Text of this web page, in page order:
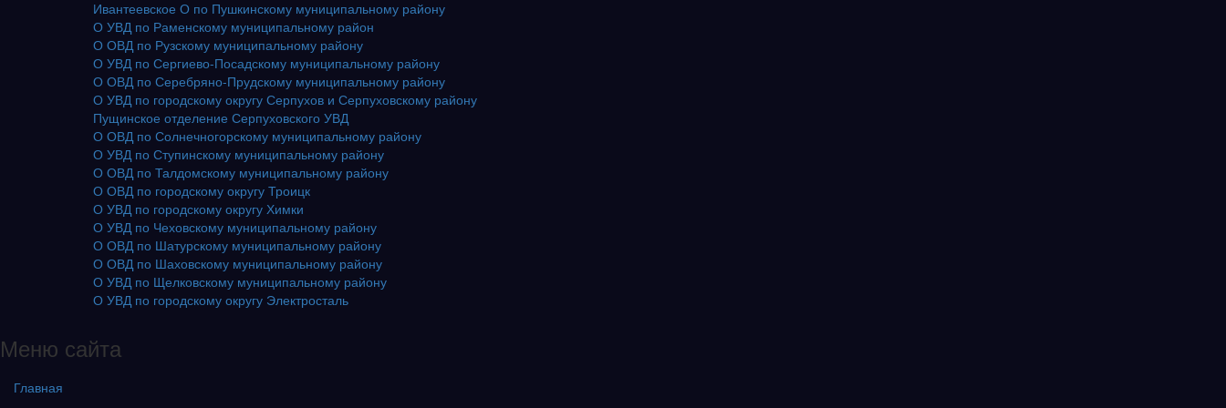
Ивантеевское О по Пушкинскому муниципальному району
О УВД по Раменскому муниципальному район
О ОВД по Рузскому муниципальному району
О УВД по Сергиево-Посадскому муниципальному району
О ОВД по Серебряно-Прудскому муниципальному району
О УВД по городскому округу Серпухов и Серпуховскому району
Пущинское отделение Серпуховского УВД
О ОВД по Солнечногорскому муниципальному району
О УВД по Ступинскому муниципальному району
О ОВД по Талдомскому муниципальному району
О ОВД по городскому округу Троицк
О УВД по городскому округу Химки
О УВД по Чеховскому муниципальному району
О ОВД по Шатурскому муниципальному району
О ОВД по Шаховскому муниципальному району
О УВД по Щелковскому муниципальному району
О УВД по городскому округу Электросталь
Меню сайта
Главная